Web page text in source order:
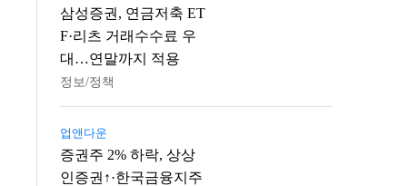
삼성증권, 연금저축 ET
F·리츠 거래수수료 우
대…연말까지 적용
정보/정책
업앤다운
증권주 2% 하락, 상상
인증권↑·한국금융지주